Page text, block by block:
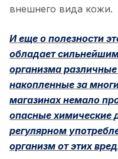
внешнего вида кожи.
И еще о полезности
обладает
организма
накопленные за
магазинах немало
опасные химические
регулярном
организм от этих